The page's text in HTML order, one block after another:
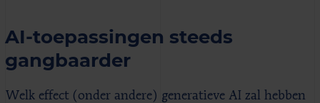
AI-toepassingen steeds
gangbaarder
Welk effect (onder andere) generatieve AI zal hebben